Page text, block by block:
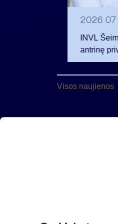
2026 07
INVL
antrinę
kapitalo
pritraukė
Visos naujienos
Gynėjų g. 14,